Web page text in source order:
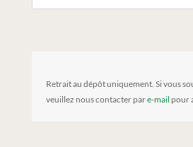
Retrait au dépôt uniquement. Si vous
veuillez nous contacter pare-mail pour